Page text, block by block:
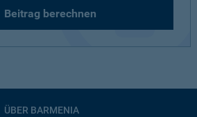
Beitrag berechnen
ÜBER BARMENIA